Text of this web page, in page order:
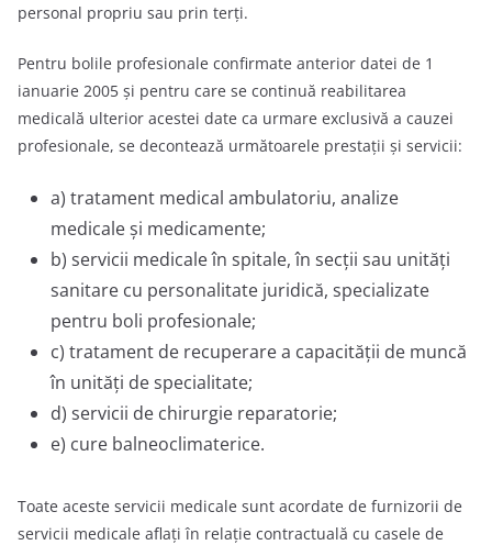
personal propriu sau prin terţi.
Pentru bolile profesionale confirmate anterior datei de 1
ianuarie 2005 şi pentru care se continuă reabilitarea
medicală ulterior acestei date ca urmare exclusivă a cauzei
profesionale, se decontează următoarele prestaţii şi servicii:
a) tratament medical ambulatoriu, analize
medicale şi medicamente;
b) servicii medicale în spitale, în secţii sau unităţi
sanitare cu personalitate juridică, specializate
pentru boli profesionale;
c) tratament de recuperare a capacităţii de muncă
în unităţi de specialitate;
d) servicii de chirurgie reparatorie;
e) cure balneoclimaterice.
Toate aceste servicii medicale sunt acordate de furnizorii de
servicii medicale aflați în relație contractuală cu casele de